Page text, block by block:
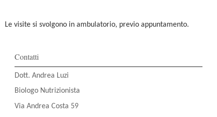
Le visite si svolgono in ambulatorio, previo appuntamento.
Contatti
Dott. Andrea Luzi
Biologo Nutrizionista
Via Andrea Costa 59